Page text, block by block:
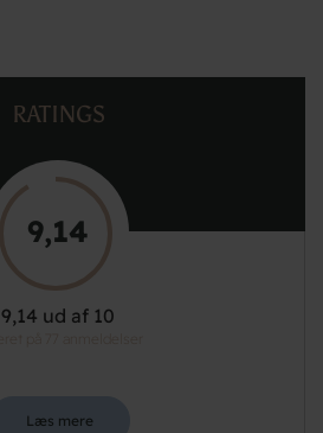
RATINGS
9,14
9,14 ud af 10
Læs mere